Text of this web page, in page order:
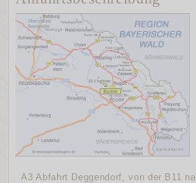
A3 Abfahrt Deggendorf, von der B11